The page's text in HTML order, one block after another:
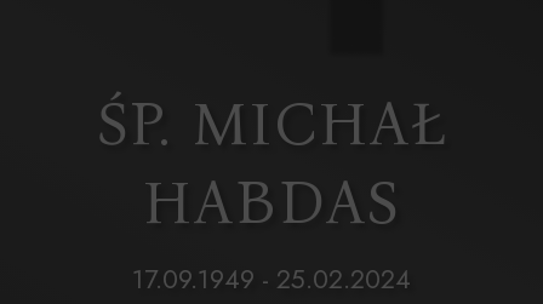
ŚP. MICHAŁ
HABDAS
17.09.1949 - 25.02.2024